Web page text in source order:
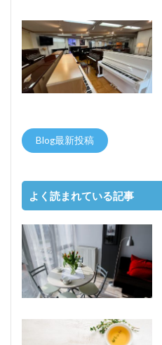
Blog最新投稿
よく読まれている記事